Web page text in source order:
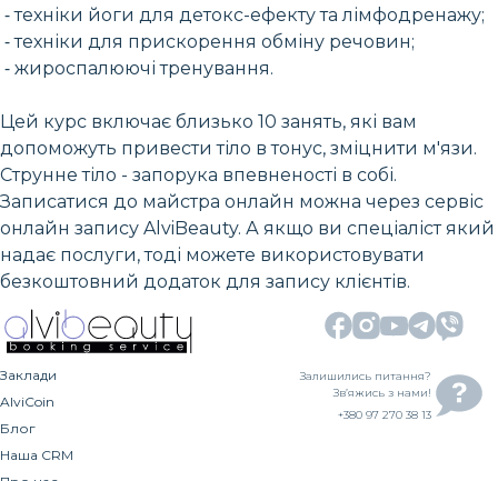
⁃ техніки йоги для детокс-ефекту та лімфодренажу;
⁃ техніки для прискорення обміну речовин;
⁃ жироспалюючі тренування.
Цей курс включає близько 10 занять, які вам
допоможуть привести тіло в тонус, зміцнити м'язи.
Струнне тіло - запорука впевненості в собі.
Записатися до майстра онлайн можна через сервіс
онлайн запису AlviBeauty. А якщо ви спеціаліст який
надає послуги, тоді можете використовувати
безкоштовний додаток для запису клієнтів.
Заклади
AlviCoin
Блог
Наша CRM
Залишились питання?
Зв’яжись з нами!
+380 97 270 38 13